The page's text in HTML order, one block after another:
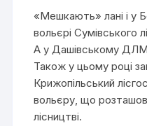
«Мешкають» лані і у
вольєрі Сумівського
А у Дашівському
Також у цьому році
Крижопільський
вольєру, що
лісництві.